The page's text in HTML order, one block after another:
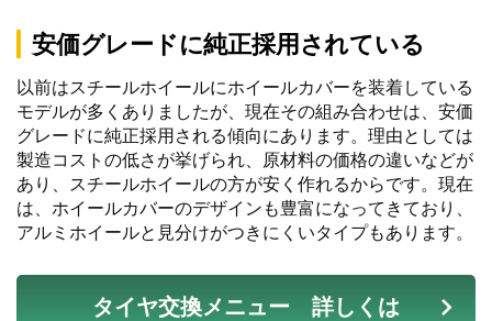
安価グレードに純正採用されている
以前はスチールホイールにホイールカバーを装着している
モデルが多くありましたが、現在その組み合わせは、安価
グレードに純正採用される傾向にあります。理由としては
製造コストの低さが挙げられ、原材料の価格の違いなどが
あり、スチールホイールの方が安く作れるからです。現在
は、ホイールカバーのデザインも豊富になってきており、
アルミホイールと見分けがつきにくいタイプもあります。
タイヤ交換メニュー 詳しくは